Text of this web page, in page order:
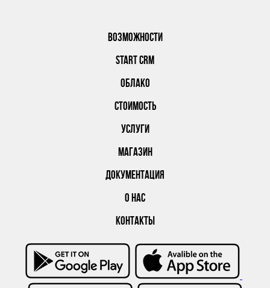
ВОЗМОЖНОСТИ
START CRM
ОБЛАКО
СТОИМОСТЬ
УСЛУГИ
МАГАЗИН
ДОКУМЕНТАЦИЯ
О НАС
КОНТАКТЫ